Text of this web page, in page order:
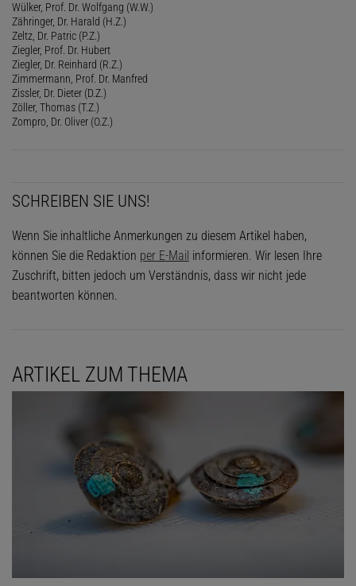
Wülker, Prof. Dr. Wolfgang (W.W.)
Zähringer, Dr. Harald (H.Z.)
Zeltz, Dr. Patric (P.Z.)
Ziegler, Prof. Dr. Hubert
Ziegler, Dr. Reinhard (R.Z.)
Zimmermann, Prof. Dr. Manfred
Zissler, Dr. Dieter (D.Z.)
Zöller, Thomas (T.Z.)
Zompro, Dr. Oliver (O.Z.)
SCHREIBEN SIE UNS!
Wenn Sie inhaltliche Anmerkungen zu diesem Artikel haben,
können Sie die Redaktion per E-Mail informieren. Wir lesen Ihre
Zuschrift, bitten jedoch um Verständnis, dass wir nicht jede
beantworten können.
ARTIKEL ZUM THEMA